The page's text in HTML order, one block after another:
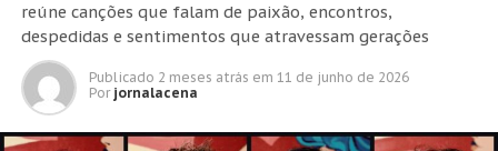
reúne canções que falam de paixão, encontros,
despedidas e sentimentos que atravessam gerações
Publicado 2 meses atrás em 11 de junho de 2026
Por jornalacena